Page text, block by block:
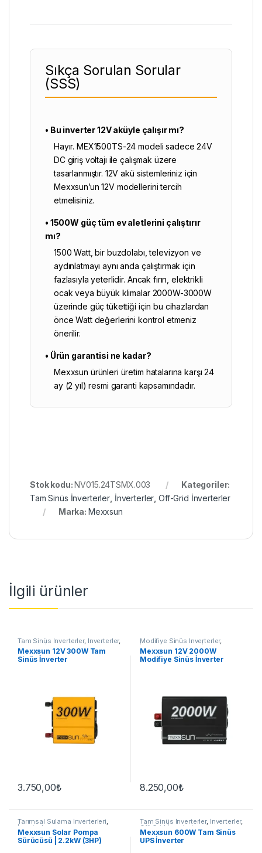
Sıkça Sorulan Sorular
(SSS)
• Bu inverter 12V aküyle çalışır mı?
Hayır. MEX1500TS-24 modeli sadece 24V
DC giriş voltajı ile çalışmak üzere
tasarlanmıştır. 12V akü sistemleriniz için
Mexxsun’un 12V modellerini tercih
etmelisiniz.
• 1500W güç tüm ev aletlerini çalıştırır
mı?
1500 Watt, bir buzdolabı, televizyon ve
aydınlatmayı aynı anda çalıştırmak için
fazlasıyla yeterlidir. Ancak fırın, elektrikli
ocak veya büyük klimalar 2000W-3000W
üzerinde güç tükettiği için bu cihazlardan
önce Watt değerlerini kontrol etmeniz
önerilir.
• Ürün garantisi ne kadar?
Mexxsun ürünleri üretim hatalarına karşı 24
ay (2 yıl) resmi garanti kapsamındadır.
Stok kodu:NV015.24TSMX.003
Kategoriler:
Tam Sinüs İnverterler İnverterler Off-Grid İnverterler
Marka: Mexxsun
İlgili ürünler
Tam Sinüs İnverterler, İnverterler,
Off-Grid İnverterler
Mexxsun 12V 300W Tam
Sinüs İnverter
3.750,00₺
Modifiye Sinüs İnverterler,
İnverterler Off-Grid İnverterler
Mexxsun 12V 2000W
Modifiye Sinüs İnverter
8.250,00₺
Tarımsal Sulama İnverterleri,
İnverterler
Mexxsun Solar Pompa
Sürücüsü | 2.2kW (3HP)
Tam Sinüs İnverterler, İnverterler,
Off-Grid İnverterler
Mexxsun 600W Tam Sinüs
UPS İnverter